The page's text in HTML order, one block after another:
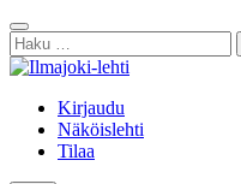
Skip
to
content
Sulje
haku
Haku:
Kirjaudu
Näköislehti
Tilaa